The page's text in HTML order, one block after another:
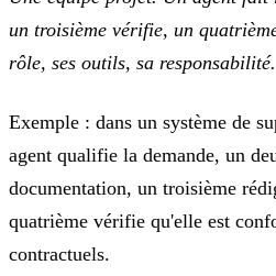
un troisième vérifie, un
rôle, ses outils, sa responsabilité.
Exemple : dans un système de
agent qualifie la demande, un
documentation, un troisième
quatrième vérifie qu'elle est
contractuels.